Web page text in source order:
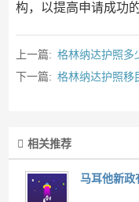
构，以提高申请成功
上一篇: 格林纳达护照多
下一篇: 格林纳达护照移
相关推荐
马耳他新政